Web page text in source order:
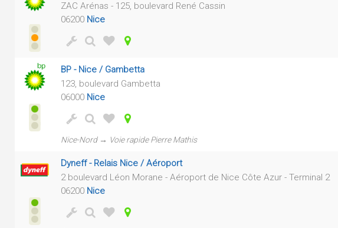
ZAC Arénas - 125, boulevard René Cassin
06200 Nice
BP - Nice / Gambetta
123, boulevard Gambetta
06000 Nice
Nice-Nord → Voie rapide Pierre Mathis
Dyneff - Relais Nice / Aéroport
2 boulevard Léon Morane - Aéroport de Nice Côte Azur - Terminal 2
06200 Nice